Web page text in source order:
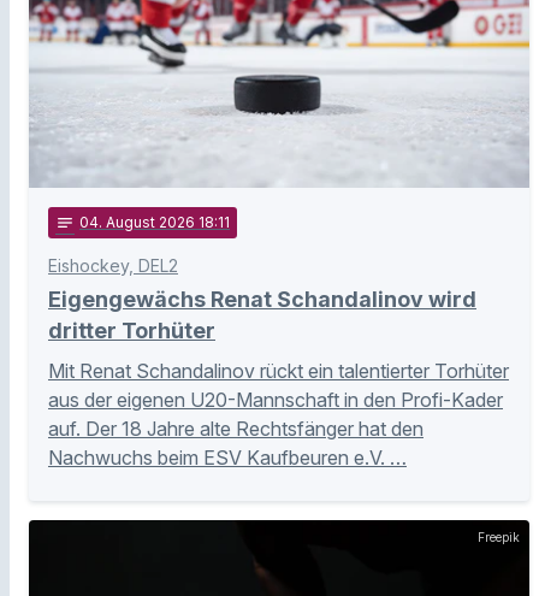
notes 04. August 2026 18:11
Eishockey, DEL2
Eigengewächs Renat Schandalinov wird
dritter Torhüter
Mit Renat Schandalinov rückt ein talentierter Torhüter
aus der eigenen U20-Mannschaft in den Profi-Kader
auf. Der 18 Jahre alte Rechtsfänger hat den
Nachwuchs beim ESV Kaufbeuren e.V. …
Freepik